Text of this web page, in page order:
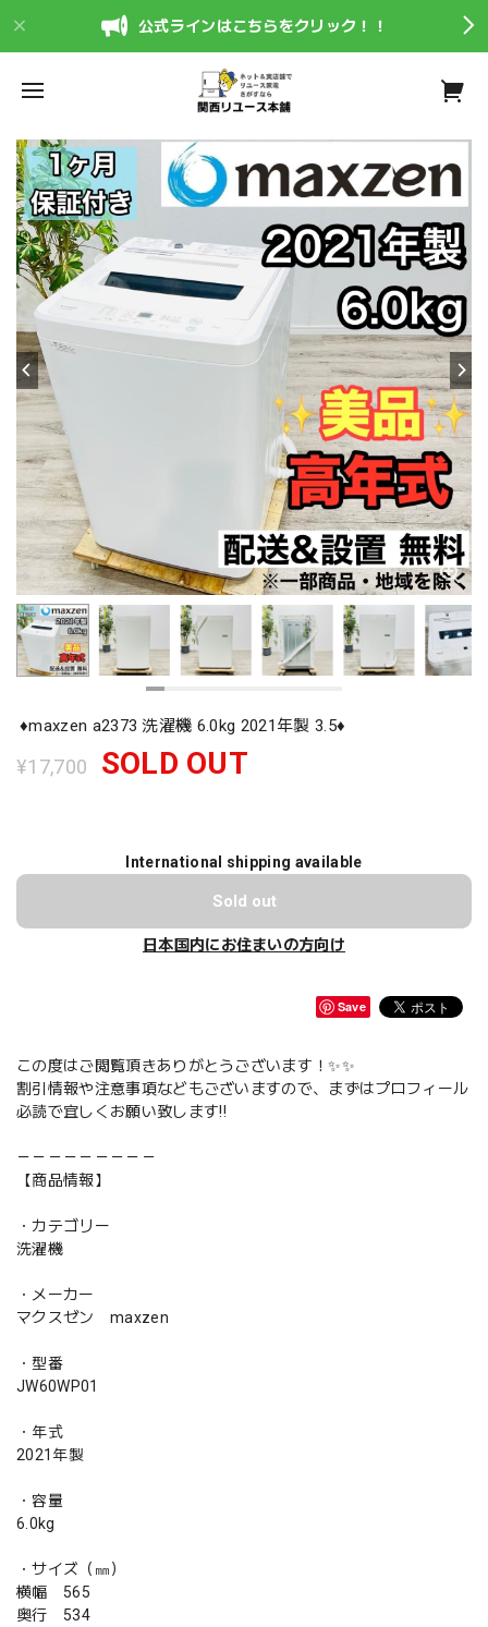
公式ラインはこちらをクリック！！
♦️maxzen a2373 洗濯機 6.0kg 2021年製 3.5♦️
¥17,700 SOLD OUT
International shipping available
Sold out
日本国内にお住まいの方向け
Save
この度はご閲覧頂きありがとうございます！✨✨
割引情報や注意事項などもございますので、まずはプロフィール
必読で宜しくお願い致します‼️
－－－－－－－－－
【商品情報】
・カテゴリー
洗濯機
・メーカー
マクスゼン maxzen
・型番
JW60WP01
・年式
2021年製
・容量
6.0kg
・サイズ（㎜）
横幅 565
奥行 534